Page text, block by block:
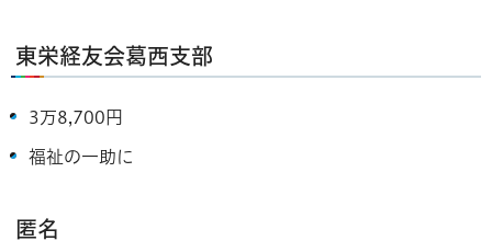
東栄経友会葛西支部
3万8,700円
福祉の一助に
匿名